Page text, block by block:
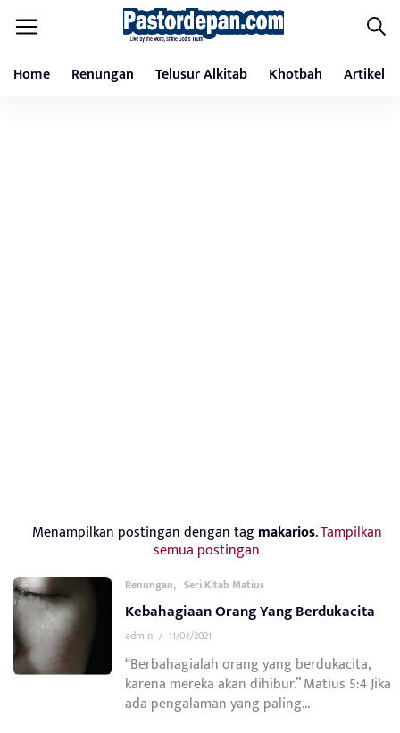
Home Renungan Telusur Alkitab Khotbah Artikel
Menampilkan postingan dengan tagmakarios.Tampilkan
semua postingan
Renungan, Seri Kitab Matius
Kebahagiaan Orang Yang Berdukacita
admin / 11/04/2021
“Berbahagialah orang yang berdukacita,
karena mereka akan dihibur.” Matius 5:4 Jika
ada pengalaman yang paling...